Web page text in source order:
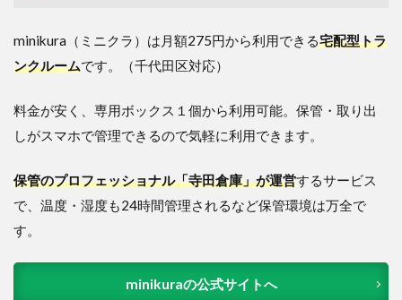
minikura（ミニクラ）は月額275円から利用できる宅配型トラ
ンクルームです。（千代田区対応）
料金が安く、専用ボックス１個から利用可能。保管・取り出
しがスマホで管理できるので気軽に利用できます。
保管のプロフェッショナル「寺田倉庫」が運営するサービス
で、温度・湿度も24時間管理されるなど保管環境は万全で
す。
minikuraの公式サイトへ